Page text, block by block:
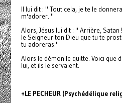
Il lui dit : " Tout cela, je te le
m'adorer. "
Alors, Jésus lui dit : " Arrière,
le Seigneur ton Dieu que tu te
tu adoreras."
Alors le démon le quitte. Voici que
lui, et ils le servaient.
+LE PECHEUR (Psychédélique